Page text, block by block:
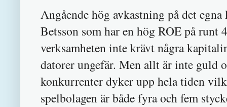
Angående hög avkastning på det
Betsson som har en hög ROE på
verksamheten inte krävt några
datorer ungefär. Men allt är inte guld
konkurrenter dyker upp hela tiden
spelbolagen är både fyra och fem